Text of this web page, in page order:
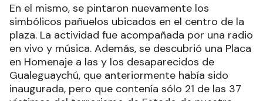
En el mismo, se pintaron nuevamente los
simbólicos pañuelos ubicados en el centro de la
plaza. La actividad fue acompañada por una radio
en vivo y música. Además, se descubrió una Placa
en Homenaje a las y los desaparecidos de
Gualeguaychú, que anteriormente había sido
inaugurada, pero que contenía sólo 21 de las 37